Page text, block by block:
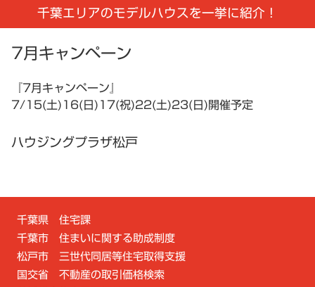
千葉エリアのモデルハウスを一挙に紹介！
7月キャンペーン
『7月キャンペーン』
7/15(土)16(日)17(祝)22(土)23(日)開催予定
ハウジングプラザ松戸
千葉県 住宅課
千葉市 住まいに関する助成制度
松戸市 三世代同居等住宅取得支援
国交省 不動産の取引価格検索